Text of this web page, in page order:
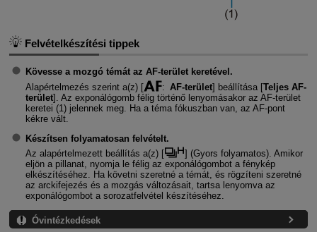
Felvételkészítési tippek
Kövesse a mozgó témát az AF-terület keretével.
Alapértelmezés szerint a(z) [
: AF-terület] beállítása [Teljes AF-
terület]. Az exponálógomb félig történő lenyomásakor az AF-terület
keretei (1) jelennek meg. Ha a téma fókuszban van, az AF-pont
kékre vált.
Készítsen folyamatosan felvételt.
Az alapértelmezett beállítás a(z) [
] (Gyors folyamatos). Amikor
eljön a pillanat, nyomja le félig az exponálógombot a fénykép
elkészítéséhez. Ha követni szeretné a témát, és rögzíteni szeretné
az arckifejezés és a mozgás változásait, tartsa lenyomva az
exponálógombot a sorozatfelvétel készítéséhez.
Óvintézkedések